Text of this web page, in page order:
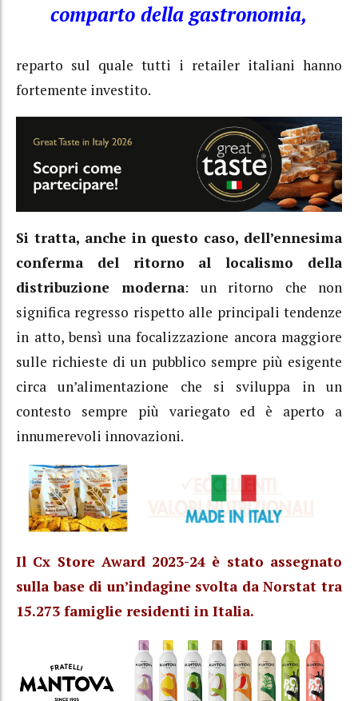
comparto della gastronomia,
reparto sul quale tutti i retailer italiani hanno
fortemente investito.
Si tratta, anche in questo caso, dell’ennesima
conferma del ritorno al localismo della
distribuzione moderna: un ritorno che non
significa regresso rispetto alle principali tendenze
in atto, bensì una focalizzazione ancora maggiore
sulle richieste di un pubblico sempre più esigente
circa un’alimentazione che si sviluppa in un
contesto sempre più variegato ed è aperto a
innumerevoli innovazioni.
Il Cx Store Award 2023-24 è stato assegnato
sulla base di un’indagine svolta da Norstat tra
15.273 famiglie residenti in Italia.